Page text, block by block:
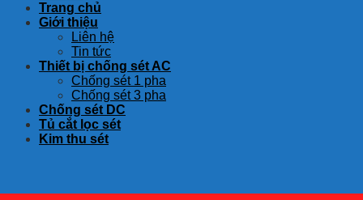
Trang chủ
Giới thiệu
Liên hệ
Tin tức
Thiết bị chống sét AC
Chống sét 1 pha
Chống sét 3 pha
Chống sét DC
Tủ cắt lọc sét
Kim thu sét